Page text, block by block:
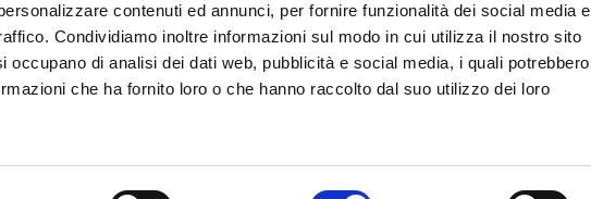
contenuti ed annunci, per fornire funzionalità dei social media e
Condividiamo inoltre informazioni sul modo in cui utilizza il nostro sito
occupano di analisi dei dati web, pubblicità e social media, i quali potrebbero
che ha fornito loro o che hanno raccolto dal suo utilizzo dei loro